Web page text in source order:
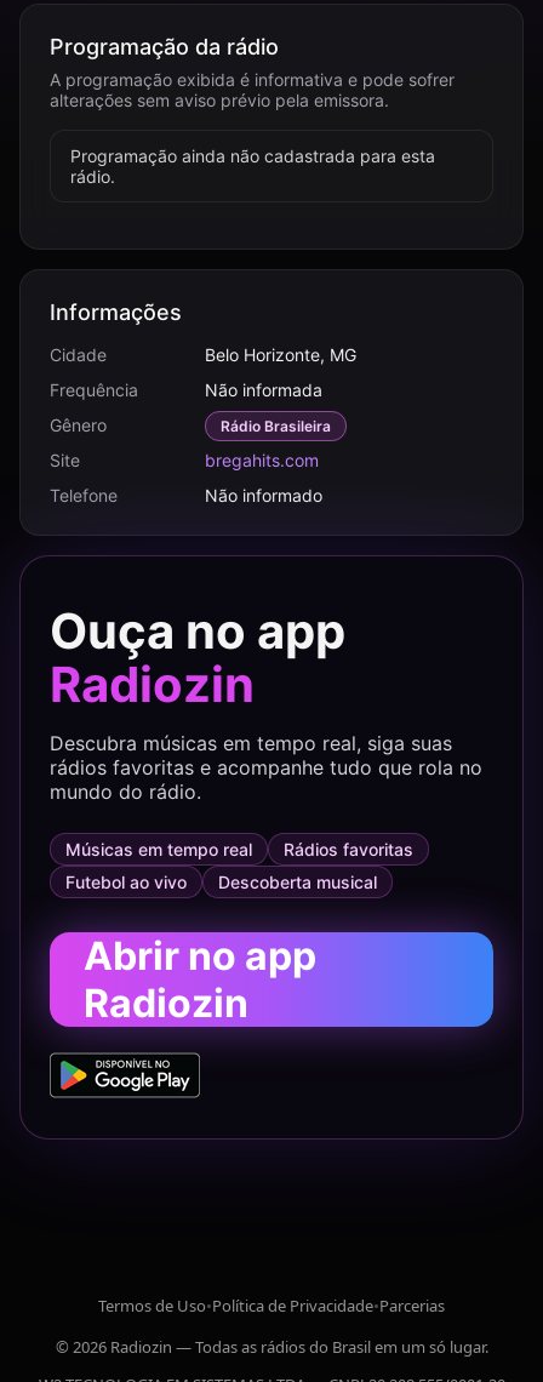
Programação da rádio
A programação exibida é informativa e pode sofrer
alterações sem aviso prévio pela emissora.
Programação ainda não cadastrada para esta
rádio.
Informações
Cidade
Belo Horizonte, MG
Frequência
Não informada
Gênero
Rádio Brasileira
Site
bregahits.com
Telefone
Não informado
Ouça no app
Radiozin
Descubra músicas em tempo real, siga suas
rádios favoritas e acompanhe tudo que rola no
mundo do rádio.
Músicas em tempo real
Rádios favoritas
Futebol ao vivo
Descoberta musical
Abrir no app
Radiozin
Termos de Uso•Política de Privacidade•Parcerias
© 2026 Radiozin — Todas as rádios do Brasil em um só lugar.